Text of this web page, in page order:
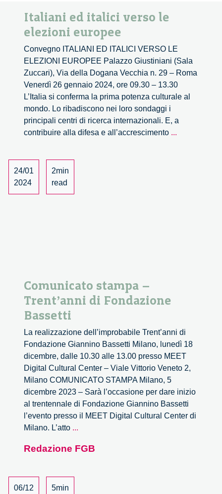
Italiani ed italici verso le
elezioni europee
Convegno ITALIANI ED ITALICI VERSO LE
ELEZIONI EUROPEE Palazzo Giustiniani (Sala
Zuccari), Via della Dogana Vecchia n. 29 – Roma
Venerdì 26 gennaio 2024, ore 09.30 – 13.30
L’Italia si conferma la prima potenza culturale al
mondo. Lo ribadiscono nei loro sondaggi i
principali centri di ricerca internazionali. E, a
contribuire alla difesa e all’accrescimento ...
24/01
2024
2min
read
Comunicato stampa –
Trent’anni di Fondazione
Bassetti
La realizzazione dell’improbabile Trent’anni di
Fondazione Giannino Bassetti Milano, lunedì 18
dicembre, dalle 10.30 alle 13.00 presso MEET
Digital Cultural Center – Viale Vittorio Veneto 2,
Milano COMUNICATO STAMPA Milano, 5
dicembre 2023 – Sarà l’occasione per dare inizio
al trentennale di Fondazione Giannino Bassetti
l’evento presso il MEET Digital Cultural Center di
Milano. L’atto ...
–
Redazione FGB
06/12
5min